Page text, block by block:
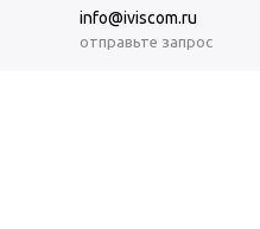
info@iviscom.ru
отправьте запрос